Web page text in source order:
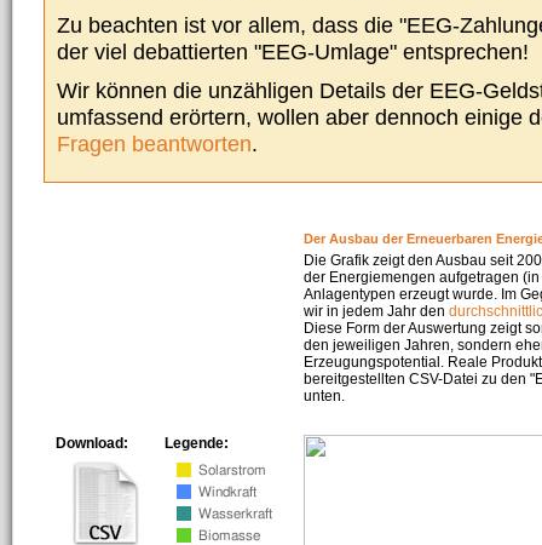
Zu beachten ist vor allem, dass die "EEG-
der viel debattierten "EEG-Umlage" entsprechen!
Wir können die unzähligen Details der EEG-
umfassend erörtern, wollen aber dennoch einige
Fragen beantworten.
Der Ausbau der Erneuerbaren
Die Grafik zeigt den Ausbau seit
der Energiemengen aufgetragen
Anlagentypen erzeugt wurde. Im
wir in jedem Jahr den
Diese Form der Auswertung zeigt
den jeweiligen Jahren, sondern
Erzeugungspotential. Reale
bereitgestellten CSV-Datei zu den
unten.
Legende:
Download: